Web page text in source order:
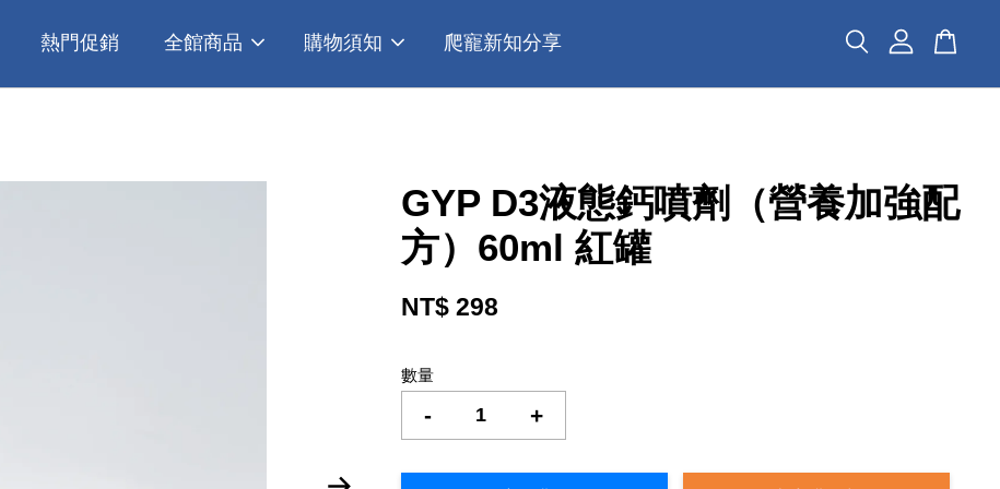
熱門促銷 全館商品 購物須知 爬寵新知分享
GYP D3液態鈣噴劑（營養加強配
方）60ml 紅罐
NT$ 298
數量
- +